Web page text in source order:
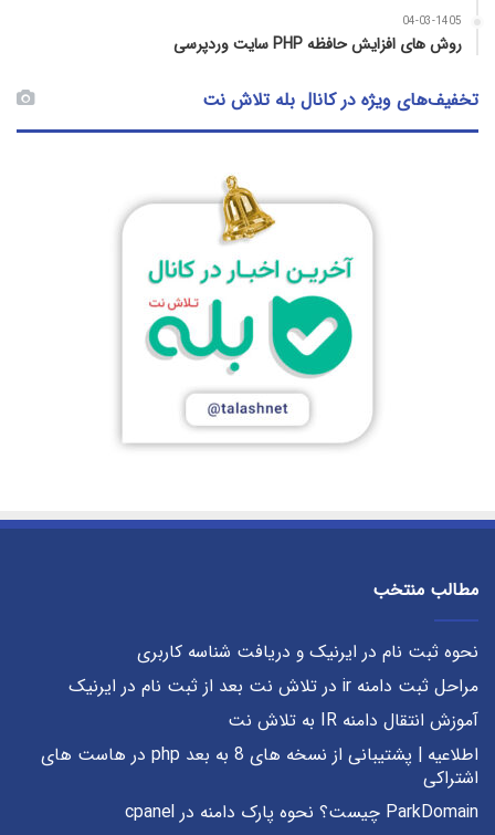
04-03-1405
روش‌ های افزایش حافظه PHP سایت وردپرسی
تخفیف‌های ویژه در کانال بله تلاش نت
مطالب منتخب
نحوه ثبت نام در ایرنیک و دریافت شناسه کاربری
مراحل ثبت دامنه ir در تلاش نت بعد از ثبت نام در ایرنیک
آموزش انتقال دامنه IR به تلاش نت
اطلاعیه | پشتیبانی از نسخه های 8 به بعد php در هاست های
اشتراکی
ParkDomain چیست؟ نحوه پارک دامنه در cpanel